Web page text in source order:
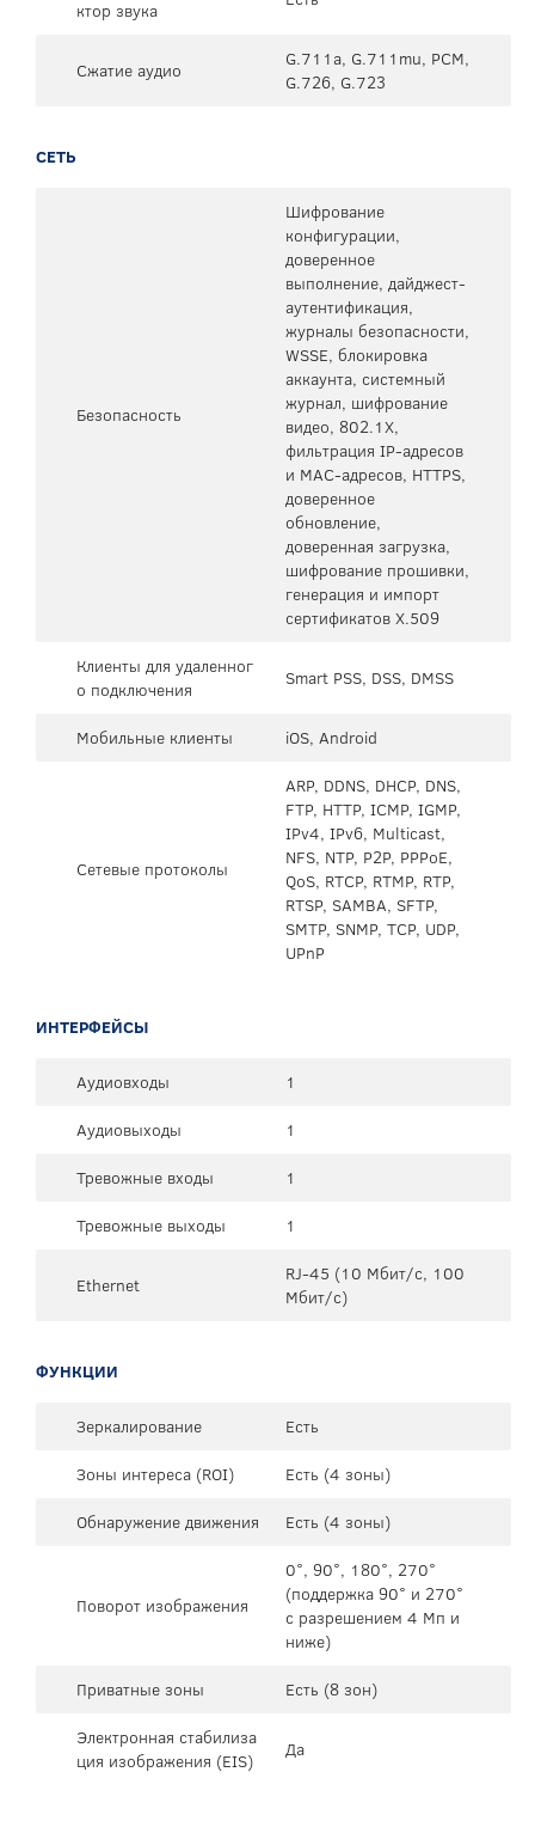
ктор звука
Сжатие аудио
G.711a, G.711mu, PCM,
G.726, G.723
СЕТЬ
Безопасность
Шифрование
конфигурации,
доверенное
выполнение, дайджест-
аутентификация,
журналы безопасности,
WSSE, блокировка
аккаунта, системный
журнал, шифрование
видео, 802.1X,
фильтрация IP-адресов
и MAC-адресов, HTTPS,
доверенное
обновление,
доверенная загрузка,
шифрование прошивки,
генерация и импорт
сертификатов X.509
Клиенты для удаленног
о подключения
Smart PSS, DSS, DMSS
Мобильные клиенты iOS, Android
Сетевые протоколы
ARP, DDNS, DHCP, DNS,
FTP, HTTP, ICMP, IGMP,
IPv4, IPv6, Multicast,
NFS, NTP, P2P, PPPoE,
QoS, RTCP, RTMP, RTP,
RTSP, SAMBA, SFTP,
SMTP, SNMP, TCP, UDP,
UPnP
ИНТЕРФЕЙСЫ
Аудиовходы
1
Аудиовыходы
1
Тревожные входы
1
Тревожные выходы
1
Ethernet
RJ-45 (10 Мбит/с, 100
Мбит/с)
ФУНКЦИИ
Зеркалирование
Есть
Зоны интереса (ROI)
Есть (4 зоны)
Обнаружение движения
Есть (4 зоны)
Поворот изображения
0°, 90°, 180°, 270°
(поддержка 90° и 270°
с разрешением 4 Мп и
ниже)
Приватные зоны
Есть (8 зон)
Электронная стабилиза
ция изображения (EIS)
Да